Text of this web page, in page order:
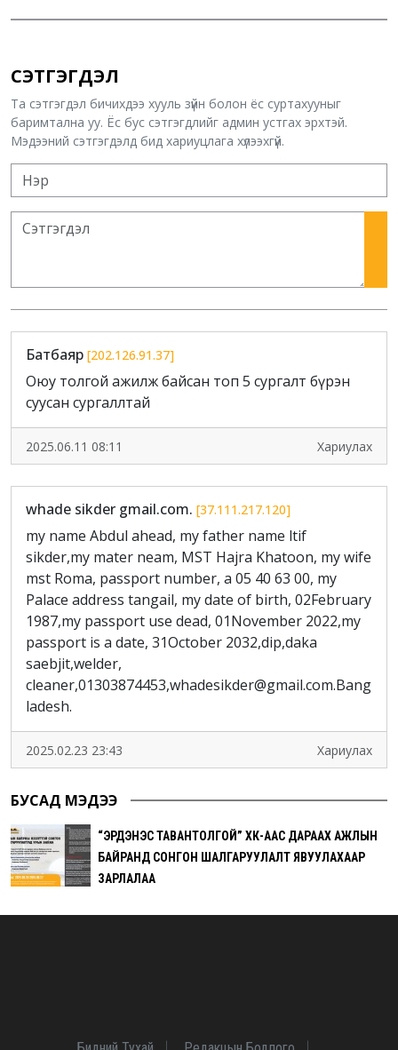
СЭТГЭГДЭЛ
Та сэтгэгдэл бичихдээ хууль зүйн болон ёс суртахууныг
баримтална уу. Ёс бус сэтгэгдлийг админ устгах эрхтэй.
Мэдээний сэтгэгдэлд бид хариуцлага хүлээхгүй.
Батбаяр [202.126.91.37]
Оюу толгой ажилж байсан топ 5 сургалт бүрэн
суусан сургаллтай
2025.06.11 08:11 Хариулах
whade sikder gmail.com. [37.111.217.120]
my name Abdul ahead, my father name ltif
sikder,my mater neam, MST Hajra Khatoon, my wife
mst Roma, passport number, a 05 40 63 00, my
Palace address tangail, my date of birth, 02February
1987,my passport use dead, 01November 2022,my
passport is a date, 31October 2032,dip,daka
saebjit,welder,
cleaner,01303874453,whadesikder@gmail.com.Bang
ladesh.
2025.02.23 23:43 Хариулах
БУСАД МЭДЭЭ
“ЭРДЭНЭС ТАВАНТОЛГОЙ” ХК-ААС ДАРААХ АЖЛЫН
БАЙРАНД СОНГОН ШАЛГАРУУЛАЛТ ЯВУУЛАХААР
ЗАРЛАЛАА